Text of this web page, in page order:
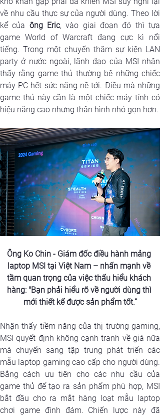
về nhu cầu thực sự của người dùng. Theo lời
kể của ông Eric, vào giai đoạn đó thì tựa
game World of Warcraft đang cực kì nổi
tiếng. Trong một chuyến thăm sự kiện LAN
party ở nước ngoài, lãnh đạo của MSI nhận
thấy rằng game thủ thường bê những chiếc
máy PC hết sức nặng nề tới. Điều mà những
game thủ này cần là một chiếc máy tính có
Ông Ko Chin - Giám đốc điều hành mảng
laptop MSI tại Việt Nam – nhấn mạnh về
tầm quan trọng của việc thấu hiểu khách
hàng: "Bạn phải hiểu rõ về người dùng thì
mới thiết kế được sản phẩm tốt.”
Nhận thấy tiềm năng của thị trường gaming,
MSI quyết định không cạnh tranh về giá nữa
mà chuyển sang tập trung phát triển các
mẫu laptop gaming cao cấp cho người dùng.
Bằng cách ưu tiên cho các nhu cầu của
game thủ để tạo ra sản phẩm phù hợp, MSI
bắt đầu cho ra mắt hàng loạt mẫu laptop
chơi game đình đám. Chiến lược này đã